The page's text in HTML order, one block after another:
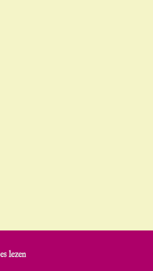
lezen